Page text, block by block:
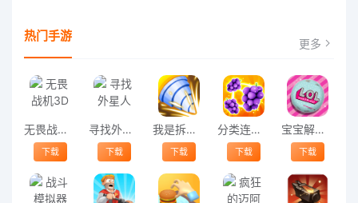
热门手游 更多
无畏战机3D
下载
寻找外星人
下载
我是拆迁王手机版
下载
分类连连看最新版
下载
宝宝解压萌趣蛋手游
下载